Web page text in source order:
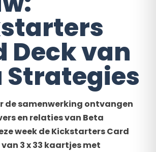
Deck van
Strategies
de samenwerking ontvangen
en relaties van Beta
week de Kickstarters Card
van 3 x 33 kaartjes met